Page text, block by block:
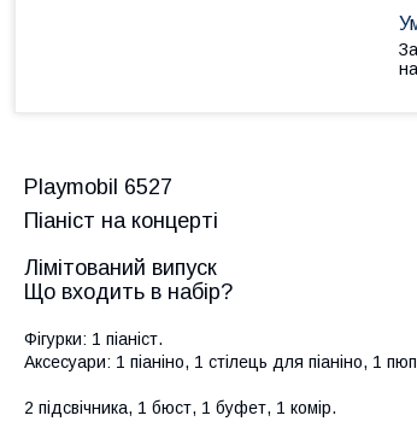
Playmobil 6527
Піаніст на концерті
Лімітований випуск
Що входить в набір?
Фігурки: 1 піаніст.
Аксесуари: 1 піаніно, 1 стілець для піаніно, 1
2 підсвічника, 1 бюст, 1 буфет, 1 комір.